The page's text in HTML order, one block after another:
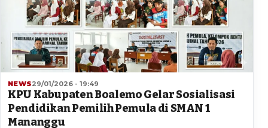
NEWS29/01/2026 - 19:49
KPU Kabupaten Boalemo Gelar Sosialisasi
Pendidikan Pemilih Pemula di SMAN 1
Mananggu